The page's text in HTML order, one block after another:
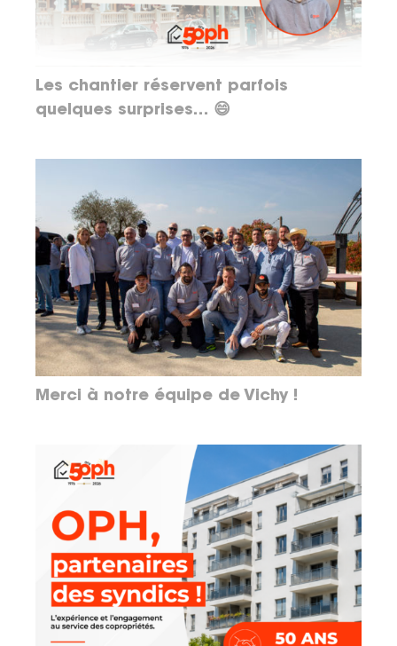
Les chantier réservent parfois
quelques surprises… 😄
Merci à notre équipe de Vichy !